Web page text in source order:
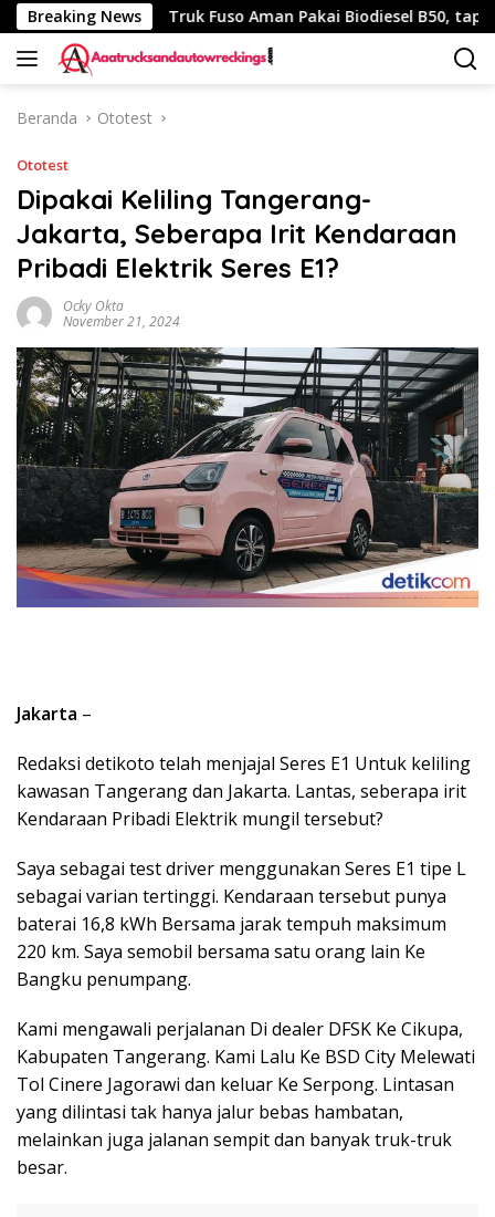
Langsung
ke
konten
Breaking News
Km Truk Fuso Aman Pakai Biodiesel B50, tapi Ada
Beranda Ototest
Ototest
Dipakai Keliling Tangerang-
Jakarta, Seberapa Irit Kendaraan
Pribadi Elektrik Seres E1?
Ocky Okta
November 21, 2024
Jakarta –
Redaksi detikoto telah menjajal Seres E1 Untuk keliling
kawasan Tangerang dan Jakarta. Lantas, seberapa irit
Kendaraan Pribadi Elektrik mungil tersebut?
Saya sebagai test driver menggunakan Seres E1 tipe L
sebagai varian tertinggi. Kendaraan tersebut punya
baterai 16,8 kWh Bersama jarak tempuh maksimum
220 km. Saya semobil bersama satu orang lain Ke
Bangku penumpang.
Kami mengawali perjalanan Di dealer DFSK Ke Cikupa,
Kabupaten Tangerang. Kami Lalu Ke BSD City Melewati
Tol Cinere Jagorawi dan keluar Ke Serpong. Lintasan
yang dilintasi tak hanya jalur bebas hambatan,
melainkan juga jalanan sempit dan banyak truk-truk
besar.